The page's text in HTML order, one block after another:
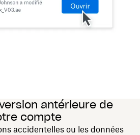
antérieure de
compte
accidentelles ou les données